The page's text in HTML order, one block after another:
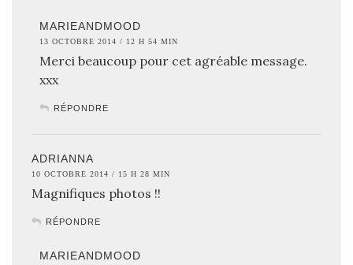
MARIEANDMOOD
13 OCTOBRE 2014 / 12 H 54 MIN
Merci beaucoup pour cet agréable message.
xxx
RÉPONDRE
ADRIANNA
10 OCTOBRE 2014 / 15 H 28 MIN
Magnifiques photos !!
RÉPONDRE
MARIEANDMOOD